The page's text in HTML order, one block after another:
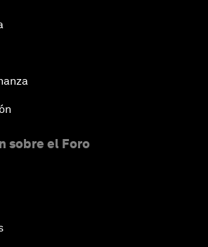
sobre el Foro